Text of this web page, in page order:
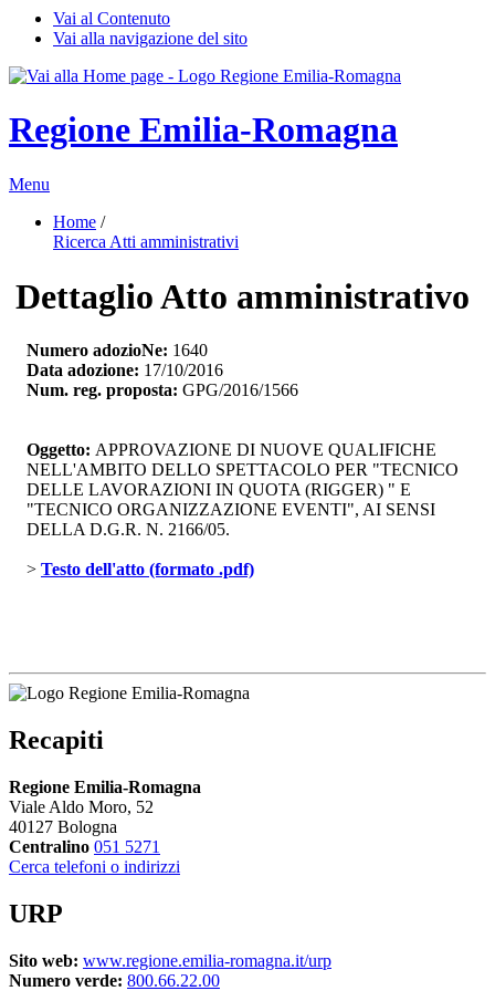
Vai al Contenuto
Vai alla navigazione del sito
Regione Emilia-Romagna
Menu
Home /
Ricerca Atti amministrativi
Dettaglio Atto amministrativo
Numero adozioNe: 1640
Data adozione: 17/10/2016
Num. reg. proposta: GPG/2016/1566
Oggetto: APPROVAZIONE DI NUOVE QUALIFICHE
NELL'AMBITO DELLO SPETTACOLO PER "TECNICO
DELLE LAVORAZIONI IN QUOTA (RIGGER) " E
"TECNICO ORGANIZZAZIONE EVENTI", AI SENSI
DELLA D.G.R. N. 2166/05.
> Testo dell'atto (formato .pdf)
Recapiti
Regione Emilia-Romagna
Viale Aldo Moro, 52
40127 Bologna
Centralino 051 5271
Cerca telefoni o indirizzi
URP
Sito web: www.regione.emilia-romagna.it/urp
Numero verde: 800.66.22.00